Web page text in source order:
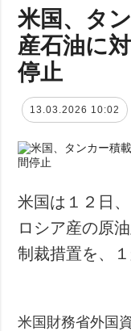
米国、タ
産石油に
停止
13.03.2026 10:02
米国は１２日
ロシア産の原
制裁措置を、
米国財務省外国